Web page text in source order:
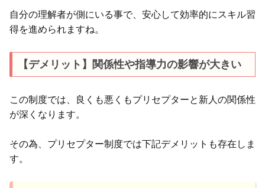
自分の理解者が側にいる事で、安心して効率的にスキル習
得を進められますね。
【デメリット】関係性や指導力の影響が大きい
この制度では、良くも悪くもプリセプターと新人の関係性
が深くなります。
その為、プリセプター制度では下記デメリットも存在しま
す。